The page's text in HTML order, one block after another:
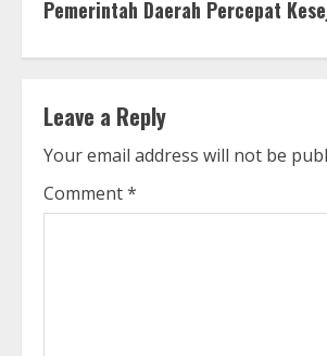
n
i
n
u
Pemerintah Daerah Percepat
Leave a Reply
Your email address will not be
Comment*